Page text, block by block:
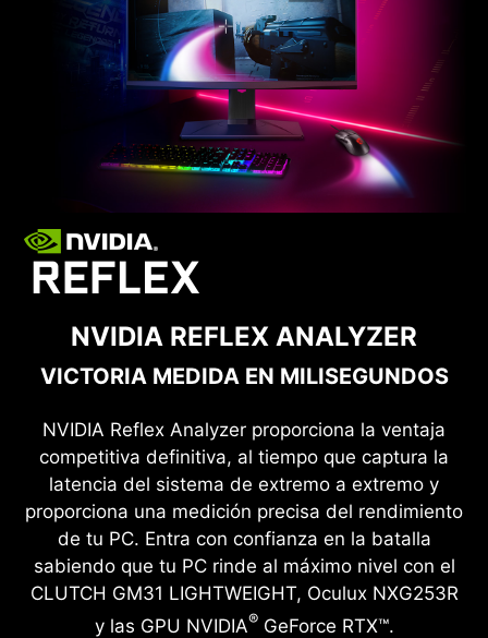
NVIDIA REFLEX ANALYZER
VICTORIA MEDIDA EN MILISEGUNDOS
NVIDIA Reflex Analyzer proporciona la ventaja
competitiva definitiva, al tiempo que captura la
latencia del sistema de extremo a extremo y
proporciona una medición precisa del rendimiento
de tu PC. Entra con confianza en la batalla
sabiendo que tu PC rinde al máximo nivel con el
CLUTCH GM31 LIGHTWEIGHT, Oculux NXG253R
y las GPU NVIDIA®GeForce RTX™.